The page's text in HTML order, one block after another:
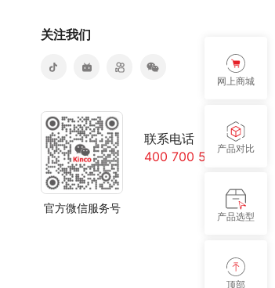
网上商城
产品对比
产品选型
顶部
关注我们
官方微信服务号
联系电话
400 700 5281